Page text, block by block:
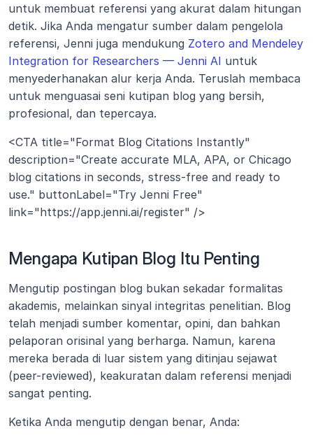
untuk membuat referensi yang akurat dalam hitungan
detik. Jika Anda mengatur sumber dalam pengelola
referensi, Jenni juga mendukung Zotero and Mendeley
Integration for Researchers — Jenni AI untuk
menyederhanakan alur kerja Anda. Teruslah membaca
untuk menguasai seni kutipan blog yang bersih,
profesional, dan tepercaya.
<CTA title="Format Blog Citations Instantly"
description="Create accurate MLA, APA, or Chicago
blog citations in seconds, stress-free and ready to
use." buttonLabel="Try Jenni Free"
link="https://app.jenni.ai/register" />
Mengapa Kutipan Blog Itu Penting
Mengutip postingan blog bukan sekadar formalitas
akademis, melainkan sinyal integritas penelitian. Blog
telah menjadi sumber komentar, opini, dan bahkan
pelaporan orisinal yang berharga. Namun, karena
mereka berada di luar sistem yang ditinjau sejawat
(peer-reviewed), keakuratan dalam referensi menjadi
sangat penting.
Ketika Anda mengutip dengan benar, Anda: